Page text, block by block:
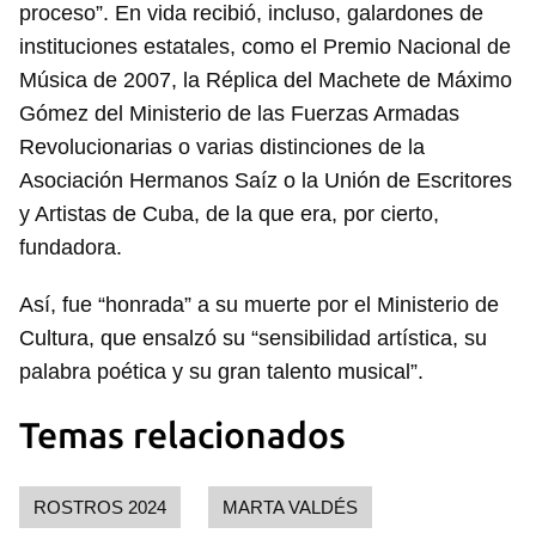
proceso”. En vida recibió, incluso, galardones de
instituciones estatales, como el Premio Nacional de
Música de 2007, la Réplica del Machete de Máximo
Gómez del Ministerio de las Fuerzas Armadas
Revolucionarias o varias distinciones de la
Asociación Hermanos Saíz o la Unión de Escritores
y Artistas de Cuba, de la que era, por cierto,
fundadora.
Así, fue “honrada” a su muerte por el Ministerio de
Cultura, que ensalzó su “sensibilidad artística, su
palabra poética y su gran talento musical”.
Temas relacionados
ROSTROS 2024 MARTA VALDÉS